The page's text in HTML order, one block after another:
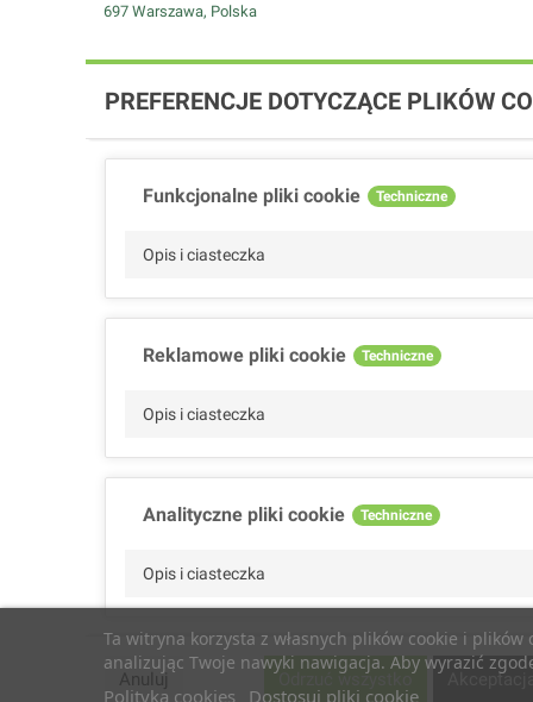
697 Warszawa, Polska
Ta witryna korzysta z własnych plików cookie i
analizując Twoje nawyki nawigacja. Aby wyrazić
Polityka cookies Dostosuj pliki cookie
PREFERENCJE DOTYCZĄCE PLIKÓW
Funkcjonalne pliki cookie Techniczne
Opis i ciasteczka
Reklamowe pliki cookie Techniczne
Opis i ciasteczka
Analityczne pliki cookie Techniczne
Opis i ciasteczka
Wydajnościowe pliki cookie Techniczne
Anuluj Odrzuć wszystko